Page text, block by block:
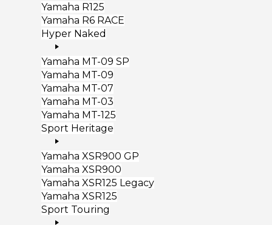
Yamaha R125
Yamaha R6 RACE
Hyper Naked
Yamaha MT-09 SP
Yamaha MT-09
Yamaha MT-07
Yamaha MT-03
Yamaha MT-125
Sport Heritage
Yamaha XSR900 GP
Yamaha XSR900
Yamaha XSR125 Legacy
Yamaha XSR125
Sport Touring